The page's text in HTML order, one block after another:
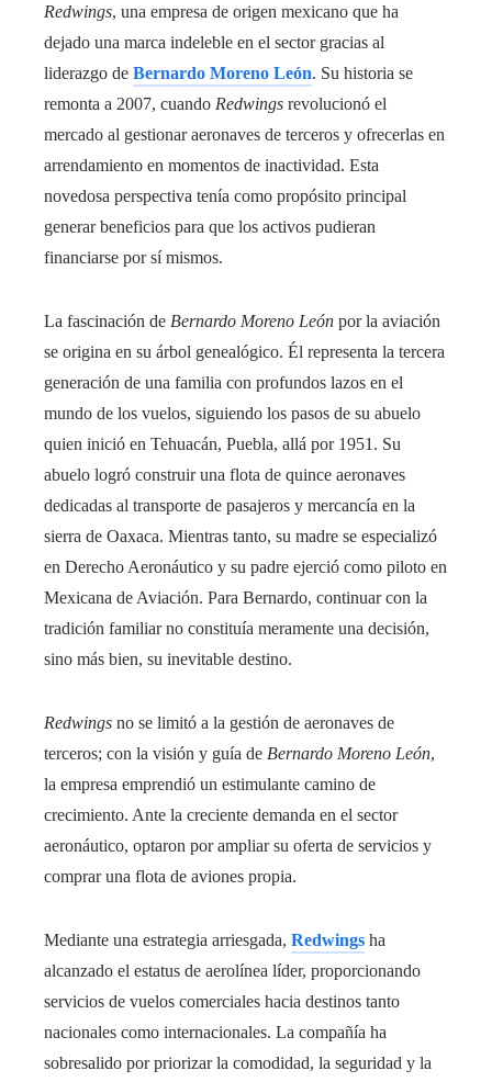
Redwings, una empresa de origen mexicano que ha
dejado una marca indeleble en el sector gracias al
liderazgo de Bernardo Moreno León. Su historia se
remonta a 2007, cuando Redwings revolucionó el
mercado al gestionar aeronaves de terceros y ofrecerlas en
arrendamiento en momentos de inactividad. Esta
novedosa perspectiva tenía como propósito principal
generar beneficios para que los activos pudieran
financiarse por sí mismos.
La fascinación de Bernardo Moreno León por la aviación
se origina en su árbol genealógico. Él representa la tercera
generación de una familia con profundos lazos en el
mundo de los vuelos, siguiendo los pasos de su abuelo
quien inició en Tehuacán, Puebla, allá por 1951. Su
abuelo logró construir una flota de quince aeronaves
dedicadas al transporte de pasajeros y mercancía en la
sierra de Oaxaca. Mientras tanto, su madre se especializó
en Derecho Aeronáutico y su padre ejerció como piloto en
Mexicana de Aviación. Para Bernardo, continuar con la
tradición familiar no constituía meramente una decisión,
sino más bien, su inevitable destino.
Redwings no se limitó a la gestión de aeronaves de
terceros; con la visión y guía de Bernardo Moreno León,
la empresa emprendió un estimulante camino de
crecimiento. Ante la creciente demanda en el sector
aeronáutico, optaron por ampliar su oferta de servicios y
comprar una flota de aviones propia.
Mediante una estrategia arriesgada, Redwings ha
alcanzado el estatus de aerolínea líder, proporcionando
servicios de vuelos comerciales hacia destinos tanto
nacionales como internacionales. La compañía ha
sobresalido por priorizar la comodidad, la seguridad y la